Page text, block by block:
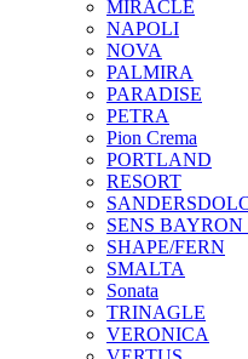
MIRACLE
NAPOLI
NOVA
PALMIRA
PARADISE
PETRA
Pion Crema
PORTLAND
RESORT
SENS
SHAPE/FERN
SMALTA
Sonata
TRINAGLE
VERONICA